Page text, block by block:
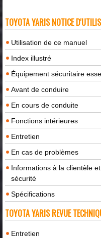
TOYOTA YARIS NOTICE
Utilisation de ce manuel
Index illustré
Équipement sécuritaire
Avant de conduire
En cours de conduite
Fonctions intérieures
Entretien
En cas de problèmes
Informations à la clientèle
sécurité
Spécifications
TOYOTA YARIS REVUE
Entretien